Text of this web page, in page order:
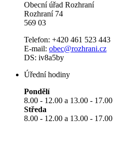
Obecní úřad Rozhraní
Rozhraní 74
569 03
Telefon: +420 461 523 443
E-mail: obec@rozhrani.cz
DS: iv8a5by
Úřední hodiny
Pondělí
8.00 - 12.00 a 13.00 - 17.00
Středa
8.00 - 12.00 a 13.00 - 17.00